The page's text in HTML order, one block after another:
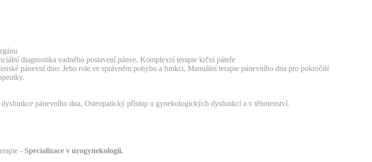
diagnostika vadného postavení pánve, Komplexní terapie krční páteře
pánevní dno: Jeho role ve správném pohybu a funkci, Manuální terapie pánevního dna pro pokročilé
pánevního dna, Osteopatický přístup u gynekologických dysfunkcí a v těhotenství.
- Specializace v urogynekologii.